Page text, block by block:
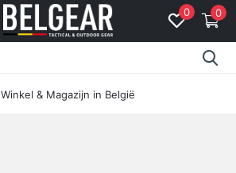
0 0
Winkel & Magazijn in België